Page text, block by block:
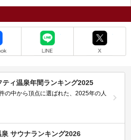
ティ温泉年間ランキング2025
の中から頂点に選ばれた、2025年の人
泉 サウナランキング2026